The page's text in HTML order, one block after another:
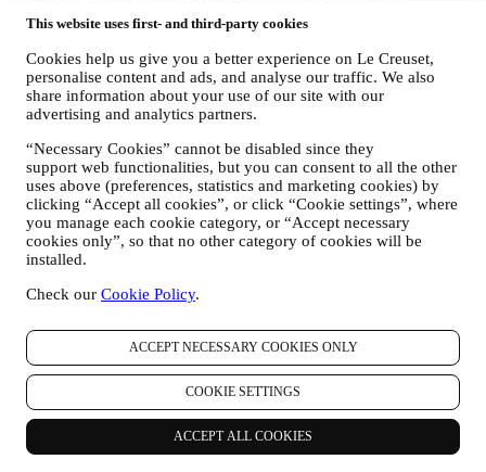
This website uses first- and third-party cookies
Cookies help us give you a better experience on Le Creuset,
personalise content and ads, and analyse our traffic. We also
share information about your use of our site with our
advertising and analytics partners.
“Necessary Cookies” cannot be disabled since they
support web functionalities, but you can consent to all the other
uses above (preferences, statistics and marketing cookies) by
clicking “Accept all cookies”, or click “Cookie settings”, where
you manage each cookie category, or “Accept necessary
cookies only”, so that no other category of cookies will be
installed.
Check our Cookie Policy.
ACCEPT NECESSARY COOKIES ONLY
COOKIE SETTINGS
ACCEPT ALL COOKIES
toepassing is in uw land, gebied of locatie (de
1. WANNEER EN WELK SOORT GEGEVENS VERZAMELEN WIJ
VAN U?
“Persoonsgegevens” betekent alle informatie met betrekking tot u en
die ons in staat stelt om u te identificeren, hetzij rechtstreeks of in
combinatie met andere informatie.
Kinderen: Deze website is niet bedoeld voor kinderen en we
verzamelen niet bewust gegevens met betrekking tot kinderen.
Wij kunnen persoonsgegevens van u verzamelen wanneer u onze
website gebruikt (de "Website"), een Le Creuset-account aanmaakt,
een Le Creuset-product koopt op de Website of in onze Le Creuset
Winkels (Signature Boutiques en Outlet Winkels) of wanneer u zich
kunnen betrekking hebben op:
Naam, voornaam, e-mailadres, geboortedatum en andere
Creuset-account aan te maken of als gastgebruiker te kopen,
of om u aan te melden voor onze marketingcommunicatie
online of in onze winkels;
uw aankoopgegevens, bijvoorbeeld datum en tijdstip van
aankoop, leveringsgegevens, product- en betalingsgegevens,